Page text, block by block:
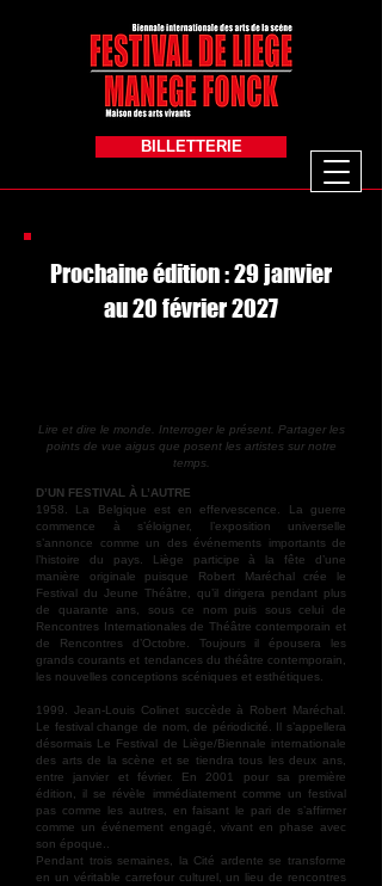
BILLETTERIE
Prochaine édition : 29 janvier
au 20 février 2027
Lire et dire le monde. Interroger le présent. Partager les
points de vue aigus que posent les artistes sur notre
temps.
D’UN FESTIVAL À L’AUTRE
1958. La Belgique est en effervescence. La guerre
commence à s’éloigner, l’exposition universelle
s’annonce comme un des événements importants de
l’histoire du pays. Liège participe à la fête d’une
manière originale puisque Robert Maréchal crée le
Festival du Jeune Théâtre, qu’il dirigera pendant plus
de quarante ans, sous ce nom puis sous celui de
Rencontres Internationales de Théâtre contemporain et
de Rencontres d’Octobre. Toujours il épousera les
grands courants et tendances du théâtre contemporain,
les nouvelles conceptions scéniques et esthétiques.
1999. Jean-Louis Colinet succède à Robert Maréchal.
Le festival change de nom, de périodicité. Il s’appellera
désormais Le Festival de Liège/Biennale internationale
des arts de la scène et se tiendra tous les deux ans,
entre janvier et février. En 2001 pour sa première
édition, il se révèle immédiatement comme un festival
pas comme les autres, en faisant le pari de s’affirmer
comme un événement engagé, vivant en phase avec
son époque..
Pendant trois semaines, la Cité ardente se transforme
en un véritable carrefour culturel, un lieu de rencontres